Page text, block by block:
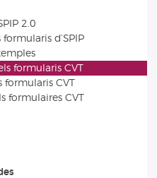
2.0
d’SPIP
formularis CVT
formularis CVT
formulaires CVT